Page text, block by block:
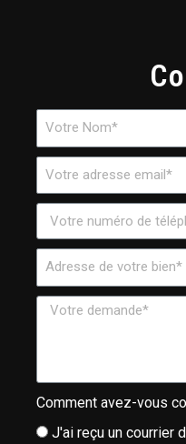
Comment avez-vous
J'ai reçu un courrier